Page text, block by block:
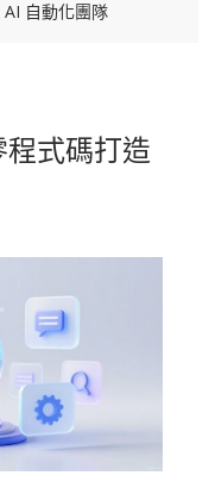
自動化團隊
程式碼打造